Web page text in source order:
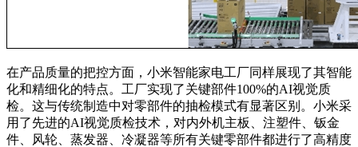
在产品质量的把控方面，小米智能家电工厂同样展现了其智能
化和精细化的特点。工厂实现了关键部件100%的AI视觉质
检。这与传统制造中对零部件的抽检模式有显著区别。小米采
用了先进的AI视觉质检技术，对内外机主板、注塑件、钣金
件、风轮、蒸发器、冷凝器等所有关键零部件都进行了高精度